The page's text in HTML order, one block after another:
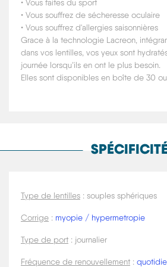
• Vous faites du sport
• Vous souffrez de sécheresse oculaire
• Vous souffrez d'allergies saisonnières
Grace à la technologie Lacreon,
dans vos lentilles, vos yeux sont
journée lorsqu’ils en ont le plus besoin.
Elles sont disponibles en boîte de 30
Type de lentilles : souples sphériques
Corrige : myopie / hypermetropie
Type de port : journalier
Fréquence de renouvellement :